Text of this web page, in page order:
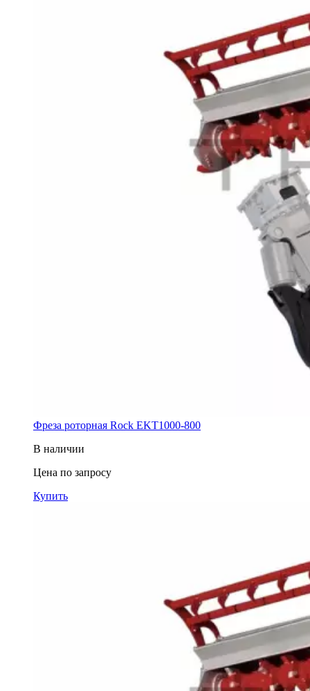
Фреза роторная Rock EKT1000-800
В наличии
Цена по запросу
Купить